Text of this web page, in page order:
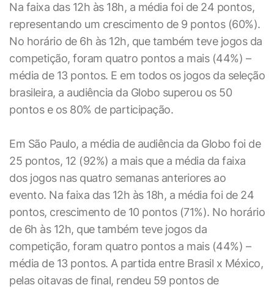
Na faixa das 12h às 18h, a média foi de 24 pontos,
representando um crescimento de 9 pontos (60%).
No horário de 6h às 12h, que também teve jogos da
competição, foram quatro pontos a mais (44%) –
média de 13 pontos. E em todos os jogos da seleção
brasileira, a audiência da Globo superou os 50
pontos e os 80% de participação.
Em São Paulo, a média de audiência da Globo foi de
25 pontos, 12 (92%) a mais que a média da faixa
dos jogos nas quatro semanas anteriores ao
evento. Na faixa das 12h às 18h, a média foi de 24
pontos, crescimento de 10 pontos (71%). No horário
de 6h às 12h, que também teve jogos da
competição, foram quatro pontos a mais (44%) –
média de 13 pontos. A partida entre Brasil x México,
pelas oitavas de final, rendeu 59 pontos de